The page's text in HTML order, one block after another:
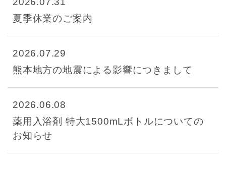
夏季休業のご案内
2026.07.29
熊本地方の地震による影響につきまして
2026.06.08
薬用入浴剤 特大1500mLボトルについての
お知らせ